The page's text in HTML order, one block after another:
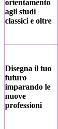
orientamento
agli studi
classici e oltre
Disegna il tuo
futuro
imparando le
nuove
professioni